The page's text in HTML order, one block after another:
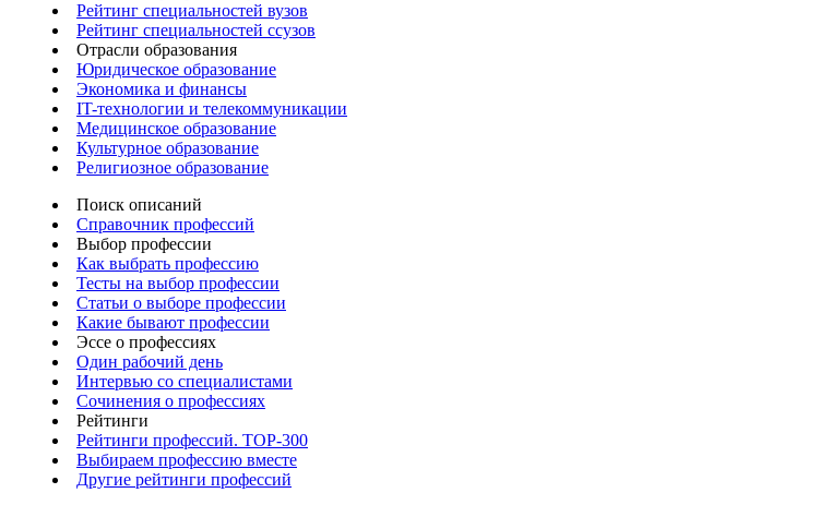
Рейтинг специальностей вузов
Рейтинг специальностей ссузов
Отрасли образования
Юридическое образование
Экономика и финансы
IT-технологии и телекоммуникации
Медицинское образование
Культурное образование
Религиозное образование
Поиск описаний
Справочник профессий
Выбор профессии
Как выбрать профессию
Тесты на выбор профессии
Статьи о выборе профессии
Какие бывают профессии
Эссе о профессиях
Один рабочий день
Интервью со специалистами
Сочинения о профессиях
Рейтинги
Рейтинги профессий. TOP-300
Выбираем профессию вместе
Другие рейтинги профессий